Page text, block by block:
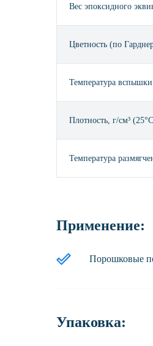
Вес эпоксидного
Цветность (по
Температура
Плотность, г/см³
Температура
Применение:
Порошковые
Упаковка: